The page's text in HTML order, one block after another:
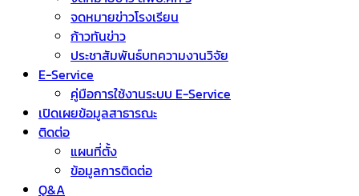
จดหมายข่าวโรงเรียน
ก้าวทันข่าว
ประชาสัมพันธ์บทความงานวิจัย
E-Service
คู่มือการใช้งานระบบ E-Service
เปิดเผยข้อมูลสาธารณะ
ติดต่อ
แผนที่ตั้ง
ข้อมูลการติดต่อ
Q&A